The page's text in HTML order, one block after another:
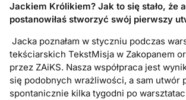
Jackiem Królikiem? Jak to się stało, że
postanowiłaś stworzyć swój pierwszy
Jacka poznałam w styczniu podczas
tekściarskich TekstMisja w Zakopanem
przez ZAiKS. Nasza współpraca jest
się podobnych wrażliwości, a sam utwór
spontanicznie kilka tygodni po